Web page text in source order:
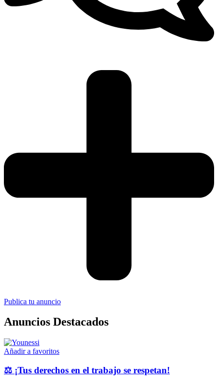
Publica tu anuncio
Anuncios Destacados
Añadir a favoritos
⚖️ ¡Tus derechos en el trabajo se respetan!